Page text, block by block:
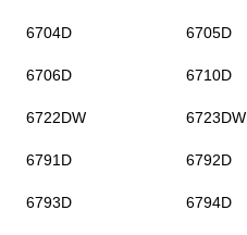
6704D 6705D
6706D 6710D
6722DW 6723DW
6791D 6792D
6793D 6794D